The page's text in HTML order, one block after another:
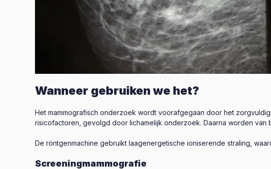
Wanneer gebruiken we het?
Het mammografisch onderzoek wordt voorafgegaan door het
risicofactoren, gevolgd door lichamelijk onderzoek. Daarna worden
De röntgenmachine gebruikt laagenergetische ioniserende straling,
Screeningmammografie